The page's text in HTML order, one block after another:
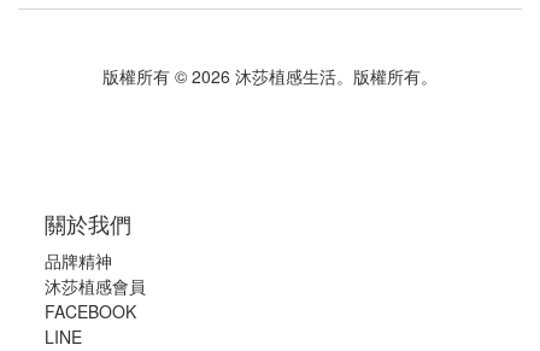
版權所有 © 2026 沐莎植感生活。版權所有。
關於我們
品牌精神
沐莎植感會員
FACEBOOK
LINE